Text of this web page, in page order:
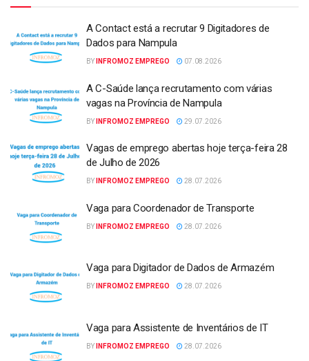
A Contact está a recrutar 9 Digitadores de
Dados para Nampula
BY INFROMOZ EMPREGO 07.08.2026
A C-Saúde lança recrutamento com várias
vagas na Província de Nampula
BY INFROMOZ EMPREGO 29.07.2026
Vagas de emprego abertas hoje terça-feira 28
de Julho de 2026
BY INFROMOZ EMPREGO 28.07.2026
Vaga para Coordenador de Transporte
BY INFROMOZ EMPREGO 28.07.2026
Vaga para Digitador de Dados de Armazém
BY INFROMOZ EMPREGO 28.07.2026
Vaga para Assistente de Inventários de IT
BY INFROMOZ EMPREGO 28.07.2026